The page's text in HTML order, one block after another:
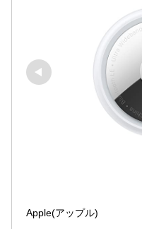
Apple(アップル)